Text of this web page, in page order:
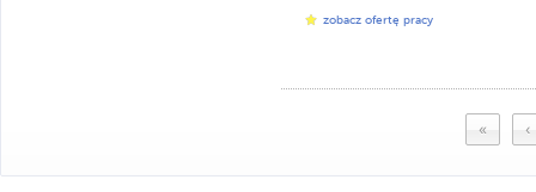
zobacz ofertę pracy
« ‹